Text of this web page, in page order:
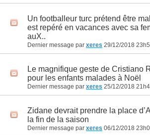
Un footballeur turc prétend être
est repéré en vacances avec sa
auX..
Dernier message par xeres 29/12/2018
Le magnifique geste de Cristiano
pour les enfants malades à Noël
Dernier message par xeres 25/12/2018
Zidane devrait prendre la place
la fin de la saison
Dernier message par xeres 06/12/2018